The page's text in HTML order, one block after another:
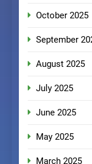
October 2025
September
August 2025
July 2025
June 2025
May 2025
March 2025